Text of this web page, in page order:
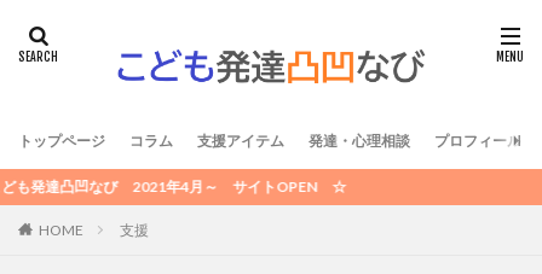
トップページ コラム 支援アイテム 発達・心理相談 プロフィール /
凸凹なび 2021年4月～ サイトOPEN ☆
HOME 支援